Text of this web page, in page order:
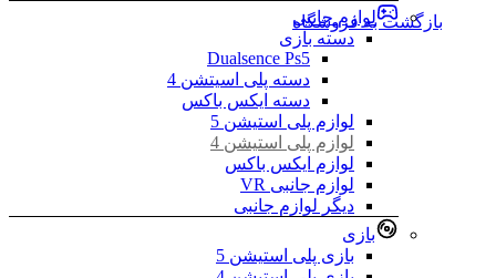
بازگشت به فروشگاه
لوازم جانبی
دسته بازی
Dualsence Ps5
دسته پلی اسیتشن 4
دسته ایکس باکس
لوازم پلی استیشن 5
لوازم پلی استیشن 4
لوازم ایکس باکس
لوازم جانبی VR
دیگر لوازم جانبی
بازی
بازی پلی استیشن 5